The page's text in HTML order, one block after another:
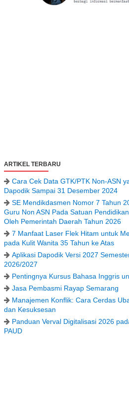
ARTIKEL TERBARU
Cara Cek Data GTK/PTK Non-ASN
Dapodik Sampai 31 Desember 2024
SE Mendikdasmen Nomor 7 Tahun
Guru Non ASN Pada Satuan
Oleh Pemerintah Daerah Tahun 2026
7 Manfaat Laser Flek Hitam untuk
pada Kulit Wanita 35 Tahun ke Atas
Aplikasi Dapodik Versi 2027
2026/2027
Pentingnya Kursus Bahasa Inggris
Jasa Pembasmi Rayap Semarang
Manajemen Konflik: Cara Cerdas
dan Kesuksesan
Panduan Verval Digitalisasi 2026
PAUD